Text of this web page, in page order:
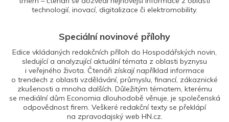
technologií, inovací, digitalizace či elektromobility.
Speciální novinové přílohy
Edice vkládaných redakčních příloh do Hospodářských novin,
sledující a analyzující aktuální témata z oblasti byznysu
i veřejného života. Čtenáři získají například informace
o trendech z oblasti vzdělávání, průmyslu, financí, zákaznické
zkušenosti a mnoha dalších. Důležitým tématem, kterému
se mediální dům Economia dlouhodobě věnuje, je společenská
odpovědnost firem. Veškeré redakční texty se překlápí
na zpravodajský web HN.cz.